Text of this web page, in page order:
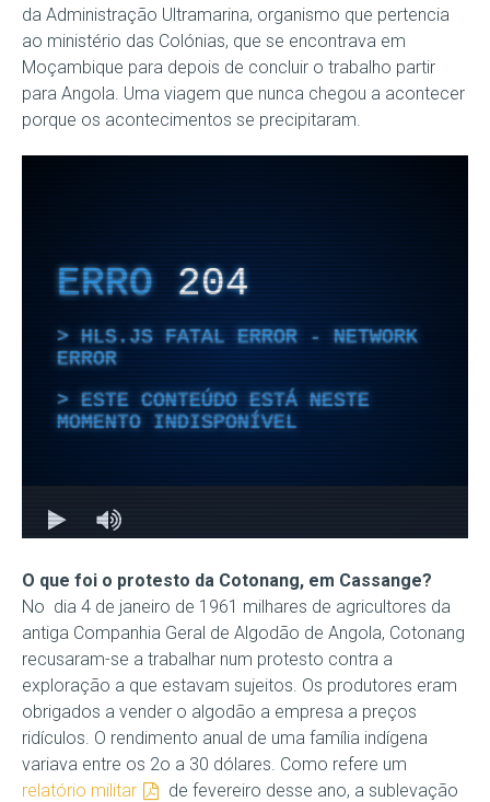
da Administração Ultramarina, organismo que pertencia
ao ministério das Colónias, que se encontrava em
Moçambique para depois de concluir o trabalho partir
para Angola. Uma viagem que nunca chegou a acontecer
porque os acontecimentos se precipitaram.
O que foi o protesto da Cotonang, em Cassange?
No dia 4 de janeiro de 1961 milhares de agricultores da
antiga Companhia Geral de Algodão de Angola, Cotonang
recusaram-se a trabalhar num protesto contra a
exploração a que estavam sujeitos. Os produtores eram
obrigados a vender o algodão a empresa a preços
ridículos. O rendimento anual de uma família indígena
variava entre os 2o a 30 dólares. Como refere um
relatório militar
de fevereiro desse ano, a sublevação